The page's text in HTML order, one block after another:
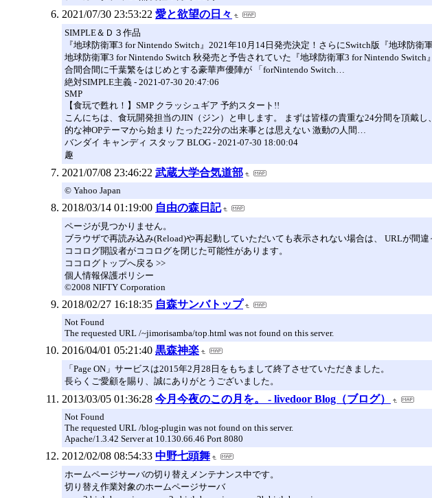
2021/07/30 23:53:22 愛と欲望の日々
SIMPLE＆Ｄ３作品
『地球防衛軍3 for Nintendo Switch』2021年10月14日発売決定！さらにSwitch版『地球防衛
地球防衛軍3 for Nintendo Switch 秋発売と予告されていた『地球防衛軍3 for Nintendo
合間合間に千葉繁をはじめとする豪華声優陣が 「forNintendo Switch…
絶対SIMPLE主義 - 2021-07-30 20:47:06
SMP
【食玩で甦れ！】SMP クラッシュギア 予約スタート!!
こんにちは、食玩開発担当のJIN（ジン）と申します。 まずは皆様の貴重な24分間を頂戴
的な神OPテーマから始まり たった22分の出来事とは思えない 激動の人間…
バンダイ キャンディ スタッフ BLOG - 2021-07-30 18:00:04
趣
2021/07/08 23:46:22 武蔵大学合気道部
© Yahoo Japan
2018/03/14 01:19:00 自由の森日記
ページが見つかりません。
ブラウザで再読み込み(Reload)や再起動していただいても表示されない場合は、 URLが間違
ココログ開設者がココログを閉じた可能性があります。
ココログトップへ戻る >>
個人情報保護ポリシー
©2008 NIFTY Corporation
2018/02/27 16:18:35 自森サンバトップ
Not Found
The requested URL /~jimorisamba/top.html was not found on this server.
2016/04/01 05:21:40 黒森神楽
「Page ON」サービスは2015年2月28日をもちまして終了させていただきました。
長らくご愛顧を賜り、誠にありがとうございました。
2013/03/05 01:36:28 今月今夜のこの月を。 - livedoor Blog（ブログ）
Not Found
The requested URL /blog-plugin was not found on this server.
Apache/1.3.42 Server at 10.130.66.46 Port 8080
2012/02/08 08:54:33 中野七頭舞
ホームページサーバの切り替えメンテナンス中です。
切り替え作業対象のホームページサーバ